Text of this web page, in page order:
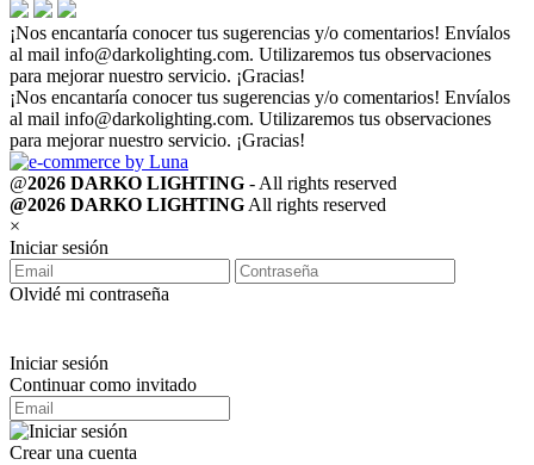
¡Nos encantaría conocer tus sugerencias y/o comentarios! Envíalos
al mail info@darkolighting.com. Utilizaremos tus observaciones
para mejorar nuestro servicio. ¡Gracias!
¡Nos encantaría conocer tus sugerencias y/o comentarios! Envíalos
al mail info@darkolighting.com. Utilizaremos tus observaciones
para mejorar nuestro servicio. ¡Gracias!
@2026 DARKO LIGHTING - All rights reserved
@2026 DARKO LIGHTINGAll rights reserved
×
Iniciar sesión
Olvidé mi contraseña
Iniciar sesión
Continuar como invitado
Crear una cuenta